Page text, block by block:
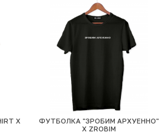
Х
ФУТБОЛКА "ЗРОБИМ АРХУЕННО"
Х ZROBIM